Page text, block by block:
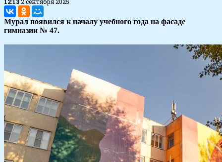
12:132 сентября 2025
Мурал появился к началу учебного года на фасаде
гимназии № 47.